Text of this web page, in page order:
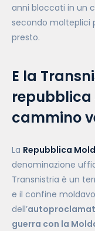
anni bloccati in un
secondo molteplici
presto.
E la
cammino
La Repubblica
denominazione
Transnistria è un
e il confine
dell’
guerra con la